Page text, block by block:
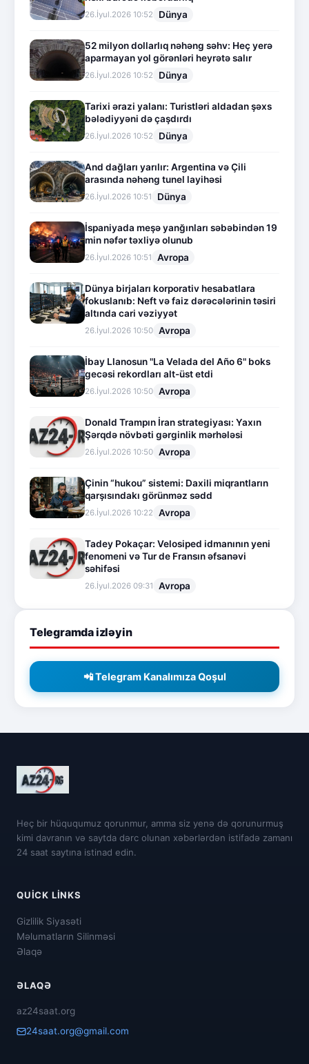
26.İyul.2026 10:52 Dünya
52 milyon dollarlıq nəhəng səhv: Heç yerə
aparmayan yol görənləri heyrətə salır
26.İyul.2026 10:52 Dünya
Tarixi ərazi yalanı: Turistləri aldadan şəxs
bələdiyyəni də çaşdırdı
26.İyul.2026 10:52 Dünya
And dağları yarılır: Argentina və Çili
arasında nəhəng tunel layihəsi
26.İyul.2026 10:51 Dünya
İspaniyada meşə yanğınları səbəbindən 19
min nəfər təxliyə olunub
26.İyul.2026 10:51 Avropa
Dünya birjaları korporativ hesabatlara
fokuslanıb: Neft və faiz dərəcələrinin təsiri
altında cari vəziyyət
26.İyul.2026 10:50 Avropa
İbay Llanosun "La Velada del Año 6" boks
gecəsi rekordları alt-üst etdi
26.İyul.2026 10:50 Avropa
Donald Trampın İran strategiyası: Yaxın
Şərqdə növbəti gərginlik mərhələsi
26.İyul.2026 10:50 Avropa
Çinin “hukou” sistemi: Daxili miqrantların
qarşısındakı görünməz sədd
26.İyul.2026 10:22 Avropa
Tadey Pokaçar: Velosiped idmanının yeni
fenomeni və Tur de Fransın əfsanəvi
səhifəsi
26.İyul.2026 09:31 Avropa
Telegramda izləyin
📲 Telegram Kanalımıza Qoşul
Heç bir hüququmuz qorunmur, amma siz yenə də qorunurmuş
kimi davranın və saytda dərc olunan xəbərlərdən istifadə zamanı
24 saat saytına istinad edin.
QUICK LINKS
Gizlilik Siyasəti
Məlumatların Silinməsi
Əlaqə
ƏLAQƏ
az24saat.org
24saat.org@gmail.com